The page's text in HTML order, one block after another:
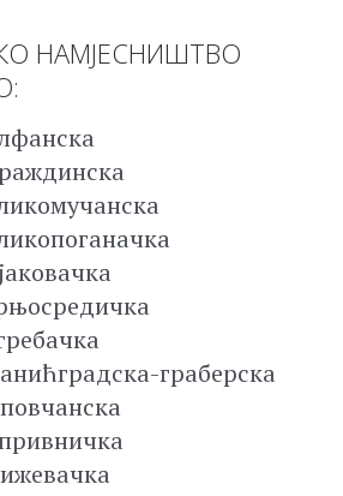
НАМЈЕСНИШТВО
граберска